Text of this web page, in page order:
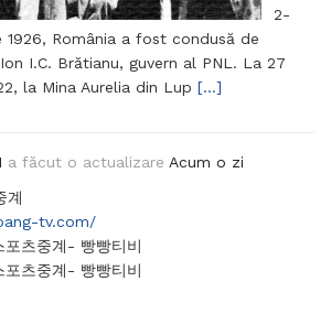
2-
1926, România a fost condusă de
I.C. Brătianu, guvern al PNL. La 27
la Mina Aurelia din Lup […]
a făcut o actualizare Acum o zi
계
tv.com/
포츠중계- 빵빵티비
포츠중계- 빵빵티비